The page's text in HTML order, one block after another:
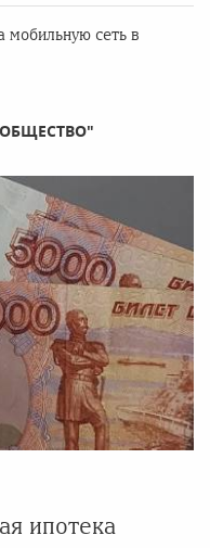
мобильную сеть в
ипотека